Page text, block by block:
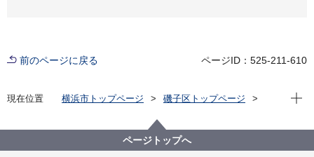
前のページに戻る ページID：525-211-610
現在位置 横浜市トップページ
磯子区トップページ
現在
ページトップへ